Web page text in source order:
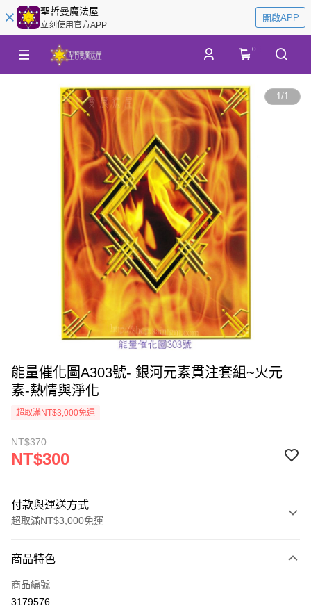
聖哲曼魔法屋
立刻使用官方APP
開啟APP
0
1/1
能量催化圖A303號- 銀河元素貫注套組~火元
素-熱情與淨化
超取滿NT$3,000免運
NT$370
NT$300
付款與運送方式
超取滿NT$3,000免運
信用卡一次付款
超商取貨付款
商品特色
商品編號
3179576